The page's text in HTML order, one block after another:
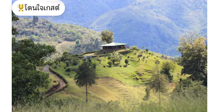
โดนใจเกสต์ที่สุด
โดนใจเกสต์